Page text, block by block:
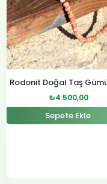
₺4.500,00
Sepete Ekle